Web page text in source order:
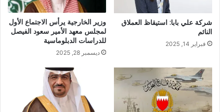
شركة علي بابا: استيقاظ العملاق
النائم
فبراير 14, 2025
وزير الخارجية يرأس الاجتماع الأول
لمجلس معهد الأمير سعود الفيصل
للدراسات الدبلوماسية
ديسمبر 28, 2025